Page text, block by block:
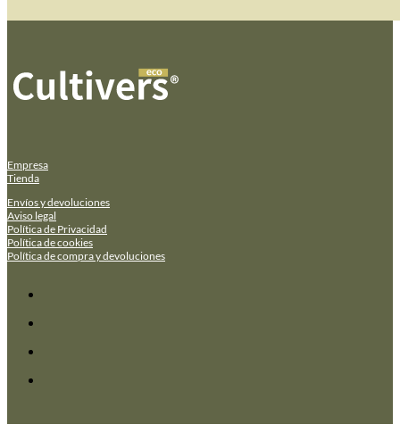
Empresa
Tienda
Envíos y devoluciones
Aviso legal
Política de Privacidad
Política de cookies
Política de compra y devoluciones